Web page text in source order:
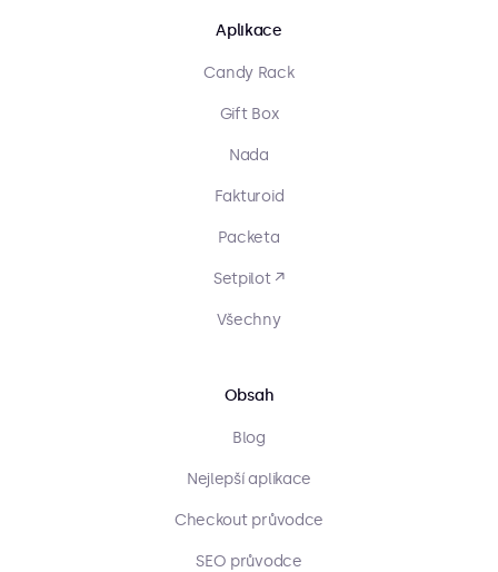
Aplikace
Candy Rack
Gift Box
Nada
Fakturoid
Packeta
Setpilot ↗
Všechny
Obsah
Blog
Nejlepší aplikace
Checkout průvodce
SEO průvodce